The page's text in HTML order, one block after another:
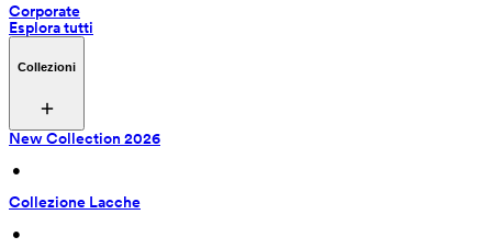
Corporate
Esplora tutti
Collezioni
New Collection 2026
•
Collezione Lacche
•